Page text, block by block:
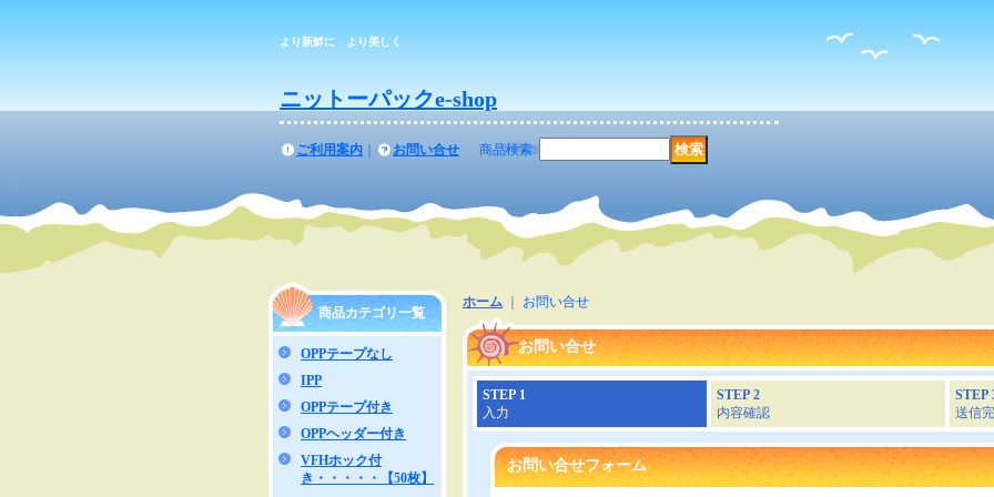
より新鮮に より美しく
ニットーパックe-shop
ご利用案内 お問い合せ 商品検索:
商品カテゴリ一覧
OPPテープなし
IPP
OPPテープ付き
OPPヘッダー付き
VFHホック付
き・・・・・【50枚】
ホーム お問い合せ
お問い合せ
STEP 1
入力
STEP 2
内容確認
STEP
送信
お問い合せフォーム